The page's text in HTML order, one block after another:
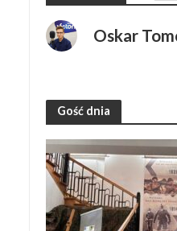
Oskar
Gość dnia